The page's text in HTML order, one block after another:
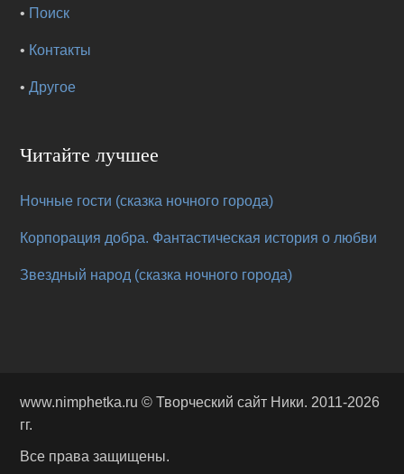
• Поиск
• Контакты
•Другое
Читайте лучшее
Ночные гости (сказка ночного города)
Корпорация добра. Фантастическая история о любви
Звездный народ (сказка ночного города)
www.nimphetka.ru ©Творческий сайт Ники. 2011-2026
гг.
Все права защищены.